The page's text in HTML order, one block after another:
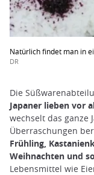
Natürlich findet man in
DR
Die
Japaner lieben vor
wechselt das ganze
Überraschungen
Frühling,
Weihnachten und
Lebensmittel wie